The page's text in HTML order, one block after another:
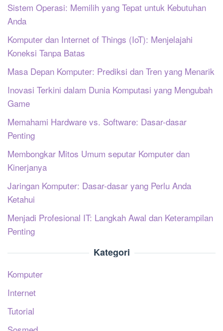
Sistem Operasi: Memilih yang Tepat untuk Kebutuhan
Anda
Komputer dan Internet of Things (IoT): Menjelajahi
Koneksi Tanpa Batas
Masa Depan Komputer: Prediksi dan Tren yang Menarik
Inovasi Terkini dalam Dunia Komputasi yang Mengubah
Game
Memahami Hardware vs. Software: Dasar-dasar
Penting
Membongkar Mitos Umum seputar Komputer dan
Kinerjanya
Jaringan Komputer: Dasar-dasar yang Perlu Anda
Ketahui
Menjadi Profesional IT: Langkah Awal dan Keterampilan
Penting
Kategori
Komputer
Internet
Tutorial